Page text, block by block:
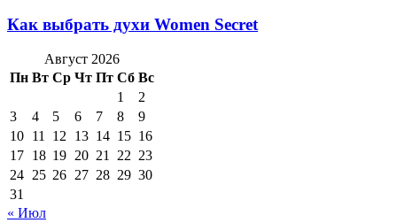
Как выбрать духи Women Secret
Август 2026
Пн Вт Ср Чт Пт Сб Вс
1
2
3
4 5 6 7 8
9
10 11 12 13 14 15 16
17 18 19 20 21 22 23
24 25 26 27 28 29 30
31
« Июл